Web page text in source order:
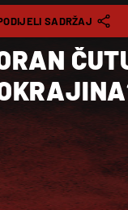
SADRŽAJ